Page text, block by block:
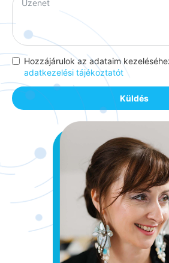
Hozzájárulok az adataim
adatkezelési tájékoztatót
Küldés